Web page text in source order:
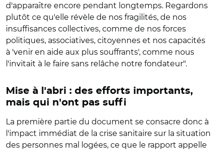
d'apparaître encore pendant longtemps. Regardons
plutôt ce qu'elle révèle de nos fragilités, de nos
insuffisances collectives, comme de nos forces
politiques, associatives, citoyennes et nos capacités
à 'venir en aide aux plus souffrants', comme nous
l'invitait à le faire sans relâche notre fondateur".
Mise à l'abri : des efforts importants,
mais qui n'ont pas suffi
La première partie du document se consacre donc à
l'impact immédiat de la crise sanitaire sur la situation
des personnes mal logées, ce que le rapport appelle